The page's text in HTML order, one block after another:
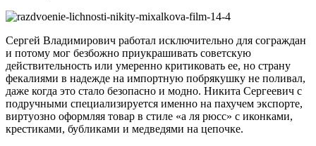
Сергей Владимирович работал исключительно для сограждан
и потому мог безбожно приукрашивать советскую
действительность или умеренно критиковать ее, но страну
фекалиями в надежде на импортную побрякушку не поливал,
даже когда это стало безопасно и модно. Никита Сергеевич с
подручными специализируется именно на пахучем экспорте,
виртуозно оформляя товар в стиле «а ля рюсс» с иконками,
крестиками, бубликами и медведями на цепочке.